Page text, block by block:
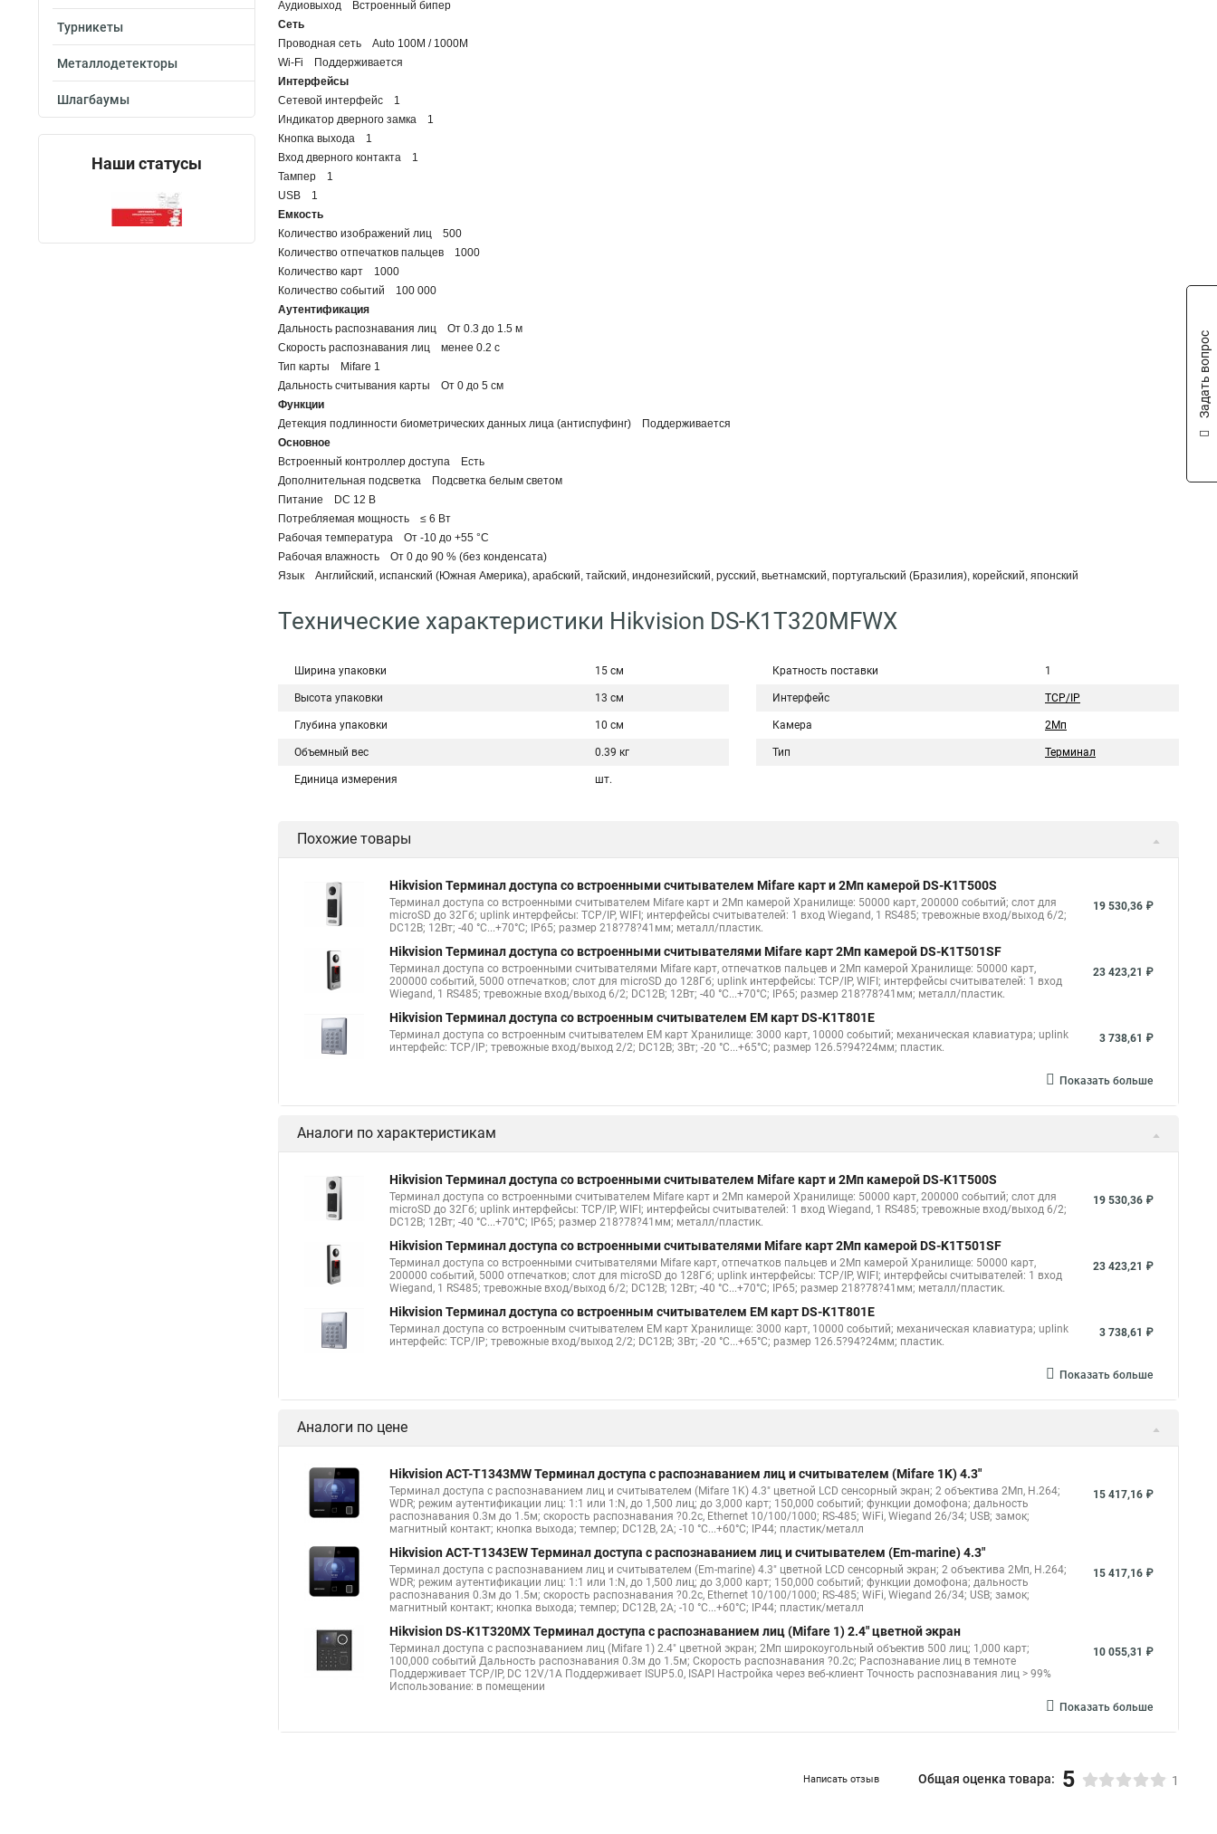
Турникеты
Металлодетекторы
Шлагбаумы
Наши статусы
Аудиовыход Встроенный бипер
Сеть
Проводная сеть Auto 100M / 1000M
Wi-Fi Поддерживается
Интерфейсы
Сетевой интерфейс 1
Индикатор дверного замка 1
Кнопка выхода 1
Вход дверного контакта 1
Тампер 1
USB 1
Емкость
Количество изображений лиц 500
Количество отпечатков пальцев 1000
Количество карт 1000
Количество событий 100 000
Аутентификация
Дальность распознавания лиц От 0.3 до 1.5 м
Скорость распознавания лиц менее 0.2 с
Тип карты Mifare 1
Дальность считывания карты От 0 до 5 см
Функции
Детекция подлинности биометрических данных лица (антиспуфинг) Поддерживается
Основное
Встроенный контроллер доступа Есть
Дополнительная подсветка Подсветка белым светом
Питание DC 12 В
Потребляемая мощность ≤ 6 Вт
Рабочая температура От -10 до +55 °C
Рабочая влажность От 0 до 90 % (без конденсата)
Язык Английский, испанский (Южная Америка), арабский, тайский, индонезийский, русский, вьетнамский, португальский (Бразилия), корейский, японский
Технические характеристики Hikvision DS-K1T320MFWX
Ширина упаковки 15 см
Высота упаковки 13 см
Глубина упаковки 10 см
Объемный вес 0.39 кг
Единица измерения шт.
Кратность поставки 1
Интерфейс TCP/IP
Камера 2Мп
Тип Терминал
Похожие товары
Hikvision Терминал доступа со встроенными считывателем Mifare карт и 2Мп камерой DS-K1T500S
Терминал доступа со встроенными считывателем Mifare карт и 2Мп камерой Хранилище: 50000 карт, 200000 событий; слот для
microSD до 32Гб; uplink интерфейсы: TCP/IP, WIFI; интерфейсы считывателей: 1 вход Wiegand, 1 RS485; тревожные вход/выход 6/2;
DC12В; 12Вт; -40 °C...+70°C; IP65; размер 218?78?41мм; металл/пластик.
19 530,36 ₽
Hikvision Терминал доступа со встроенными считывателями Mifare карт 2Мп камерой DS-K1T501SF
Терминал доступа со встроенными считывателями Mifare карт, отпечатков пальцев и 2Мп камерой Хранилище: 50000 карт,
200000 событий, 5000 отпечатков; слот для microSD до 128Гб; uplink интерфейсы: TCP/IP, WIFI; интерфейсы считывателей: 1 вход
Wiegand, 1 RS485; тревожные вход/выход 6/2; DC12В; 12Вт; -40 °C...+70°C; IP65; размер 218?78?41мм; металл/пластик.
23 423,21 ₽
Hikvision Терминал доступа со встроенным считывателем EM карт DS-K1T801E
Терминал доступа со встроенным считывателем EM карт Хранилище: 3000 карт, 10000 событий; механическая клавиатура; uplink
интерфейс: TCP/IP; тревожные вход/выход 2/2; DC12В; 3Вт; -20 °C...+65°C; размер 126.5?94?24мм; пластик.
3 738,61 ₽
Показать больше
Аналоги по характеристикам
Hikvision Терминал доступа со встроенными считывателем Mifare карт и 2Мп камерой DS-K1T500S
Терминал доступа со встроенными считывателем Mifare карт и 2Мп камерой Хранилище: 50000 карт, 200000 событий; слот для
microSD до 32Гб; uplink интерфейсы: TCP/IP, WIFI; интерфейсы считывателей: 1 вход Wiegand, 1 RS485; тревожные вход/выход 6/2;
DC12В; 12Вт; -40 °C...+70°C; IP65; размер 218?78?41мм; металл/пластик.
19 530,36 ₽
Hikvision Терминал доступа со встроенными считывателями Mifare карт 2Мп камерой DS-K1T501SF
Терминал доступа со встроенными считывателями Mifare карт, отпечатков пальцев и 2Мп камерой Хранилище: 50000 карт,
200000 событий, 5000 отпечатков; слот для microSD до 128Гб; uplink интерфейсы: TCP/IP, WIFI; интерфейсы считывателей: 1 вход
Wiegand, 1 RS485; тревожные вход/выход 6/2; DC12В; 12Вт; -40 °C...+70°C; IP65; размер 218?78?41мм; металл/пластик.
23 423,21 ₽
Hikvision Терминал доступа со встроенным считывателем EM карт DS-K1T801E
Терминал доступа со встроенным считывателем EM карт Хранилище: 3000 карт, 10000 событий; механическая клавиатура; uplink
интерфейс: TCP/IP; тревожные вход/выход 2/2; DC12В; 3Вт; -20 °C...+65°C; размер 126.5?94?24мм; пластик.
3 738,61 ₽
Показать больше
Аналоги по цене
Hikvision ACT-T1343MW Терминал доступа с распознаванием лиц и считывателем (Mifare 1K) 4.3"
Терминал доступа с распознаванием лиц и считывателем (Mifare 1K) 4.3" цветной LCD сенсорный экран; 2 объектива 2Мп, H.264;
WDR; режим аутентификации лиц: 1:1 или 1:N, до 1,500 лиц; до 3,000 карт; 150,000 событий; функции домофона; дальность
распознавания 0.3м до 1.5м; скорость распознавания ?0.2с, Ethernet 10/100/1000; RS-485; WiFi, Wiegand 26/34; USB; замок;
магнитный контакт; кнопка выхода; темпер; DC12В, 2А; -10 °C...+60°C; IP44; пластик/металл
15 417,16 ₽
Hikvision ACT-T1343EW Терминал доступа с распознаванием лиц и считывателем (Em-marine) 4.3"
Терминал доступа с распознаванием лиц и считывателем (Em-marine) 4.3" цветной LCD сенсорный экран; 2 объектива 2Мп, H.264;
WDR; режим аутентификации лиц: 1:1 или 1:N, до 1,500 лиц; до 3,000 карт; 150,000 событий; функции домофона; дальность
распознавания 0.3м до 1.5м; скорость распознавания ?0.2с, Ethernet 10/100/1000; RS-485; WiFi, Wiegand 26/34; USB; замок;
магнитный контакт; кнопка выхода; темпер; DC12В, 2А; -10 °C...+60°C; IP44; пластик/металл
15 417,16 ₽
Hikvision DS-K1T320MX Терминал доступа с распознаванием лиц (Mifare 1) 2.4" цветной экран
Терминал доступа с распознаванием лиц (Mifare 1) 2.4" цветной экран; 2Мп широкоугольный объектив 500 лиц; 1,000 карт;
100,000 событий Дальность распознавания 0.3м до 1.5м; Скорость распознавания ?0.2с; Распознавание лиц в темноте
Поддерживает TCP/IP, DC 12V/1A Поддерживает ISUP5.0, ISAPI Настройка через веб-клиент Точность распознавания лиц > 99%
Использование: в помещении
10 055,31 ₽
Показать больше
Написать отзыв Общая оценка товара: 5 1
Задать вопрос